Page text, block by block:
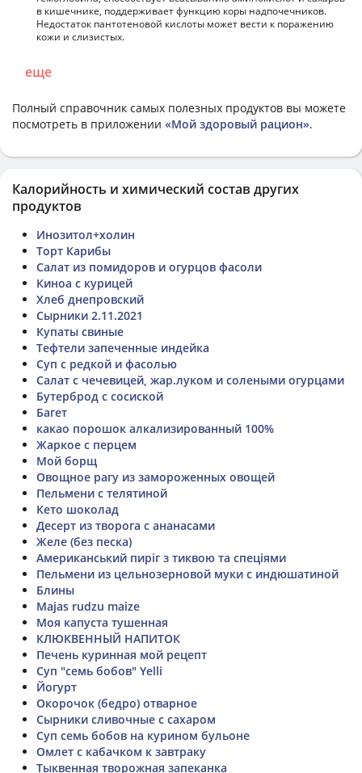
в кишечнике, поддерживает функцию коры надпочечников.
Недостаток пантотеновой кислоты может вести к поражению
кожи и слизистых.
еще
Полный справочник самых полезных продуктов вы можете
посмотреть в приложении «Мой здоровый рацион».
Калорийность и химический состав других
продуктов
Инозитол+холин
Торт Карибы
Салат из помидоров и огурцов фасоли
Киноа с курицей
Хлеб днепровский
Сырники 2.11.2021
Купаты свиные
Тефтели запеченные индейка
Суп с редкой и фасолью
Салат с чечевицей, жар.луком и солеными огурцами
Бутерброд с сосиской
Багет
какао порошок алкализированный 100%
Жаркое с перцем
Мой борщ
Овощное рагу из замороженных овощей
Пельмени с телятиной
Кето шоколад
Десерт из творога с ананасами
Желе (без песка)
Американський пиріг з тиквою та спеціями
Пельмени из цельнозерновой муки с индюшатиной
Блины
Majas rudzu maize
Моя капуста тушенная
КЛЮКВЕННЫЙ НАПИТОК
Печень куринная мой рецепт
Суп "семь бобов" Yelli
Йогурт
Окорочок (бедро) отварное
Сырники сливочные с сахаром
Суп семь бобов на курином бульоне
Омлет с кабачком к завтраку
Тыквенная творожная запеканка